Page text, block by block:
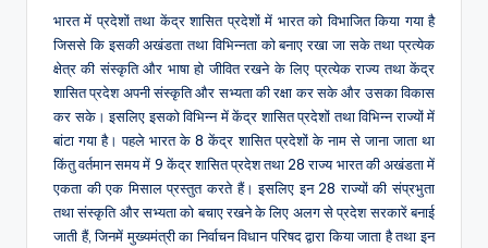
भारत में प्रदेशों तथा केंद्र शासित प्रदेशों में भारत को विभाजित किया गया है
जिससे कि इसकी अखंडता तथा विभिन्नता को बनाए रखा जा सके तथा प्रत्येक
क्षेत्र की संस्कृति और भाषा हो जीवित रखने के लिए प्रत्येक राज्य तथा केंद्र
शासित प्रदेश अपनी संस्कृति और सभ्यता की रक्षा कर सके और उसका विकास
कर सके। इसलिए इसको विभिन्न में केंद्र शासित प्रदेशों तथा विभिन्न राज्यों में
बांटा गया है। पहले भारत के 8 केंद्र शासित प्रदेशों के नाम से जाना जाता था
किंतु वर्तमान समय में 9 केंद्र शासित प्रदेश तथा 28 राज्य भारत की अखंडता में
एकता की एक मिसाल प्रस्तुत करते हैं। इसलिए इन 28 राज्यों की संप्रभुता
तथा संस्कृति और सभ्यता को बचाए रखने के लिए अलग से प्रदेश सरकारें बनाई
जाती हैं, जिनमें मुख्यमंत्री का निर्वाचन विधान परिषद द्वारा किया जाता है तथा इन